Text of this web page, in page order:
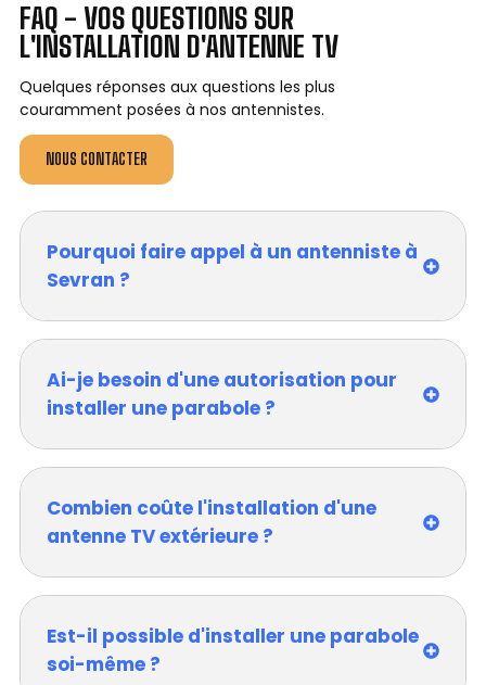
FAQ - VOS QUESTIONS SUR
L'INSTALLATION D'ANTENNE TV
Quelques réponses aux questions les plus
couramment posées à nos antennistes.
NOUS CONTACTER
Pourquoi faire appel à un antenniste à
Sevran ?
Ai-je besoin d'une autorisation pour
installer une parabole ?
Combien coûte l'installation d'une
antenne TV extérieure ?
Est-il possible d'installer une parabole
soi-même ?